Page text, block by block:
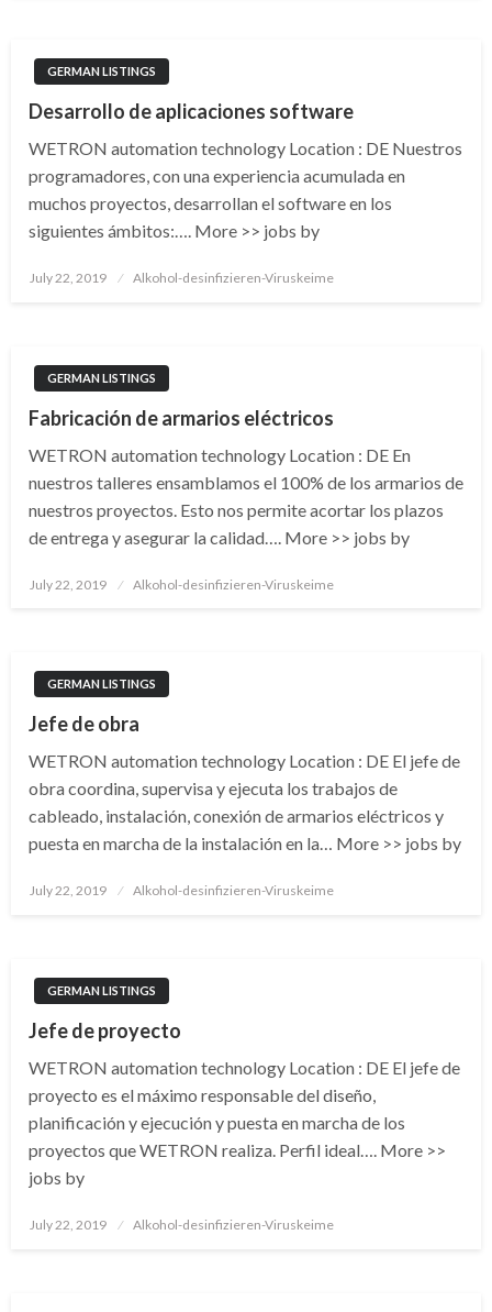
GERMAN LISTINGS
Desarrollo de aplicaciones software
WETRON automation technology Location : DE Nuestros
programadores, con una experiencia acumulada en
muchos proyectos, desarrollan el software en los
siguientes ámbitos:…. More >> jobs by
Posted
July 22, 2019 Alkohol-desinfizieren-Viruskeime
GERMAN LISTINGS
Fabricación de armarios eléctricos
WETRON automation technology Location : DE En
nuestros talleres ensamblamos el 100% de los armarios de
nuestros proyectos. Esto nos permite acortar los plazos
de entrega y asegurar la calidad…. More >> jobs by
Posted
July 22, 2019 Alkohol-desinfizieren-Viruskeime
GERMAN LISTINGS
Jefe de obra
WETRON automation technology Location : DE El jefe de
obra coordina, supervisa y ejecuta los trabajos de
cableado, instalación, conexión de armarios eléctricos y
puesta en marcha de la instalación en la… More >> jobs by
Posted
July 22, 2019 Alkohol-desinfizieren-Viruskeime
GERMAN LISTINGS
Jefe de proyecto
WETRON automation technology Location : DE El jefe de
proyecto es el máximo responsable del diseño,
planificación y ejecución y puesta en marcha de los
proyectos que WETRON realiza. Perfil ideal…. More >>
jobs by
Posted
July 22, 2019 Alkohol-desinfizieren-Viruskeime